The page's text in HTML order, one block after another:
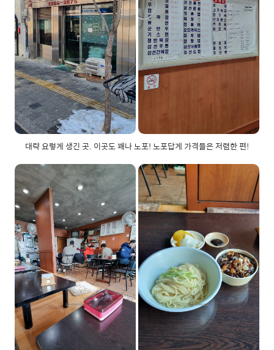
대략 요렇게 생긴 곳. 이곳도 꽤나 노포! 노포답게 가격들은 저렴한 편!